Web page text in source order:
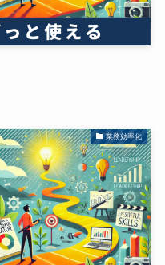
業務効率化